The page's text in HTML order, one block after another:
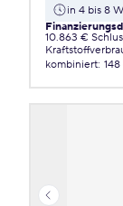
in 4 bis 8
10.863 €
kombiniert: